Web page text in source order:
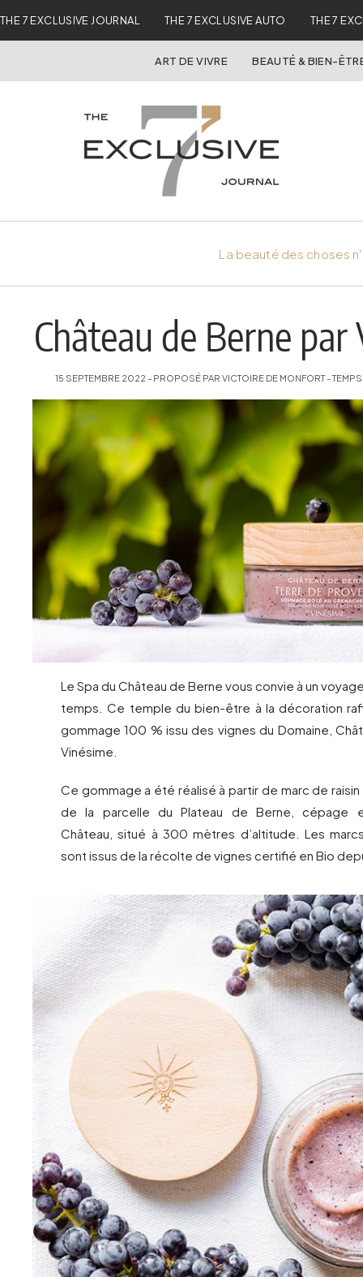
THE 7 EXCLUSIVE JOURNAL THE 7 EXCLUSIVE AUTO THE 7
ART DE VIVRE BEAUTÉ & BIEN-
La beauté des choses
Château de Berne par
15 SEPTEMBRE 2022 - PROPOSÉ PAR VICTOIRE DE MONFORT - TEMPS
Le Spa du Château de Berne vous convie à un
temps. Ce temple du bien-être à la décoration
gommage 100 % issu des vignes du Domaine,
Vinésime.
Ce gommage a été réalisé à partir de marc de
de la parcelle du Plateau de Berne, cépage
Château, situé à 300 mètres d’altitude. Les
sont issus de la récolte de vignes certifié en Bio